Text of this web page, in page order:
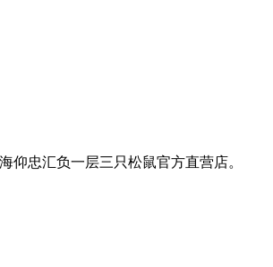
仰忠汇负一层三只松鼠官方直营店。